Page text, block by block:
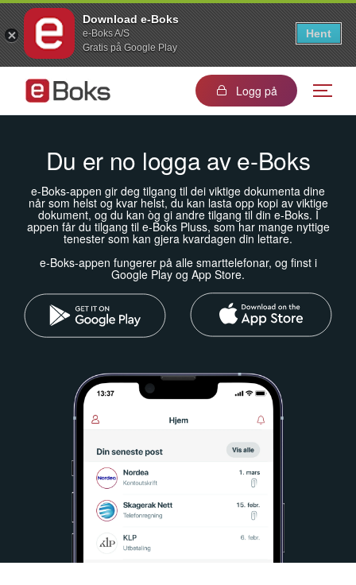
Download e-Boks
e-Boks A/S
Gratis på Google Play
Hent
Logg på
Du er no logga av e-Boks
e-Boks-appen gir deg tilgang til dei viktige dokumenta dine
når som helst og kvar helst, du kan lasta opp kopi av viktige
dokument, og du kan òg gi andre tilgang til din e-Boks. I
appen får du tilgang til e-Boks Pluss, som har mange nyttige
tenester som kan gjera kvardagen din lettare.
e-Boks-appen fungerer på alle smarttelefonar, og finst i
Google Play og App Store.